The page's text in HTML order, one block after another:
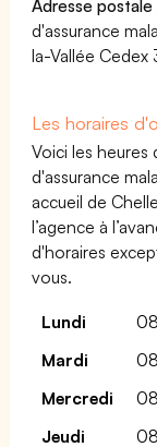
Adresse
d'assurance
la-Vallée Cedex
Les horaires
Voici les heures
d'assurance
accueil de
l’agence à
d'horaires
vous.
Lundi
Mardi
Mercredi
Jeudi